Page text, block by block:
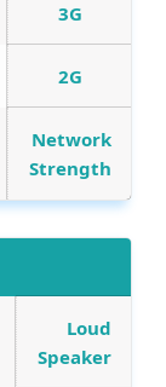
3G
2G
Network
Strength
Loud
Speaker